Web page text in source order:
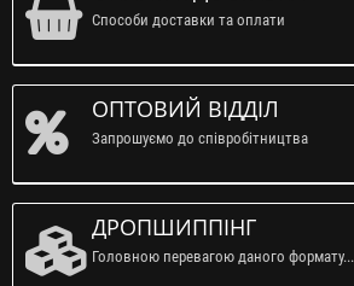
Способи доставки та оплати
ОПТОВИЙ ВІДДІЛ
Запрошуємо до співробітництва
ДРОПШИППІНГ
Головною перевагою даного формату...